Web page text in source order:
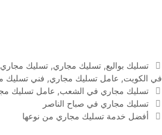
التصنيفات
تسليك بواليع, تسليك مجاري, تسليك
في الكويت, عامل تسليك مجاري, فني تسليك
الوسوم
تسليك مجاري في الشعب, عامل تسليك
تسليك مجاري في صباح الناصر
أفضل خدمة تسليك مجاري من نوعها